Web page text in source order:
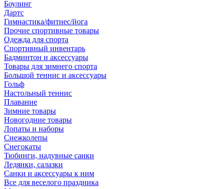
Боулинг
Дартс
Гимнастика/фитнес/йога
Прочие спортивные товары
Одежда для спорта
Спортивный инвентарь
Бадминтон и аксессуары
Товары для зимнего спорта
Большой теннис и аксессуары
Гольф
Настольный теннис
Плавание
Зимние товары
Новогодние товары
Лопаты и наборы
Снежколепы
Снегокаты
Тюбинги, надувные санки
Ледянки, салазки
Санки и аксессуары к ним
Все для веселого праздника